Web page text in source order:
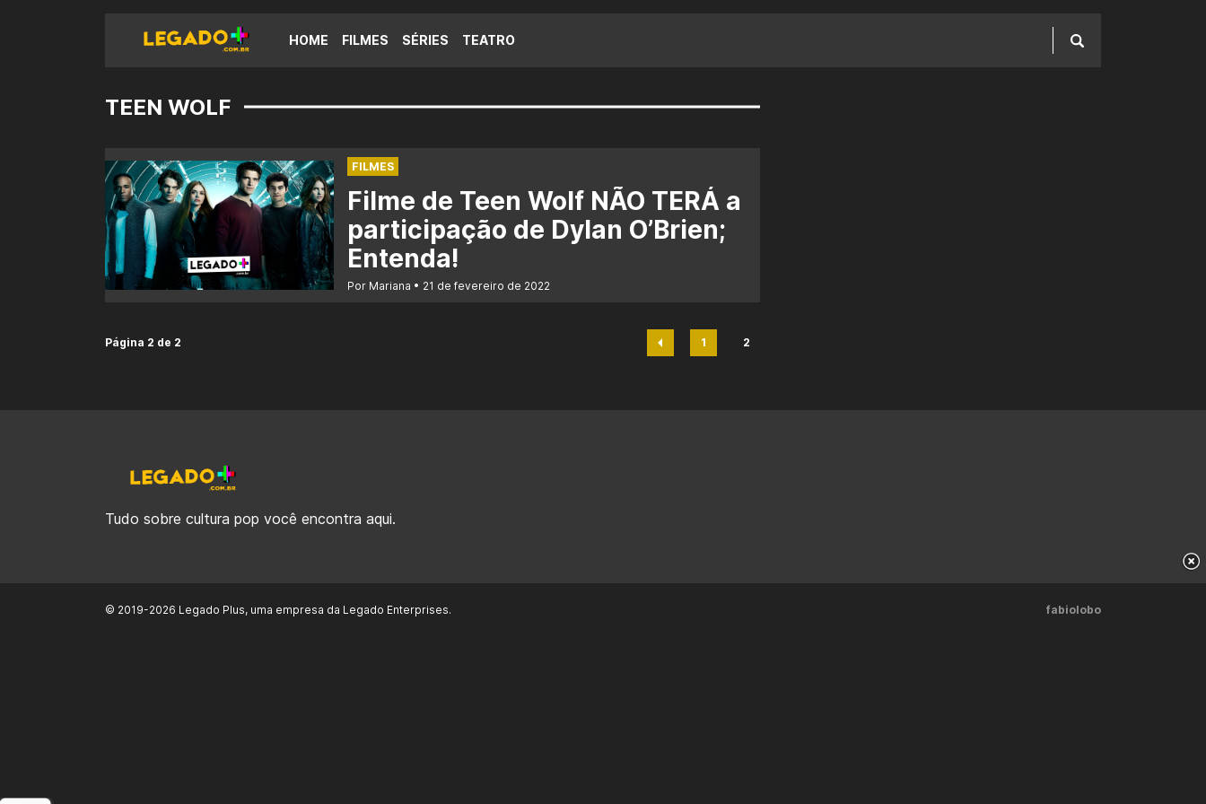
HOME FILMES SÉRIES TEATRO
TEEN WOLF
FILMES
Filme de Teen Wolf NÃO TERÁ a
participação de Dylan O’Brien;
Entenda!
Por Mariana 21 de fevereiro de 2022
Página 2 de 2
Página
1
2
Tudo sobre cultura pop você encontra aqui.
© 2019-2026 Legado Plus, uma empresa da Legado Enterprises. fabiolobo